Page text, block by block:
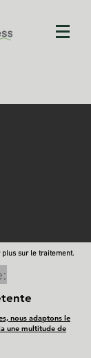
plus sur le traitement.
nous adaptons le
une multitude de